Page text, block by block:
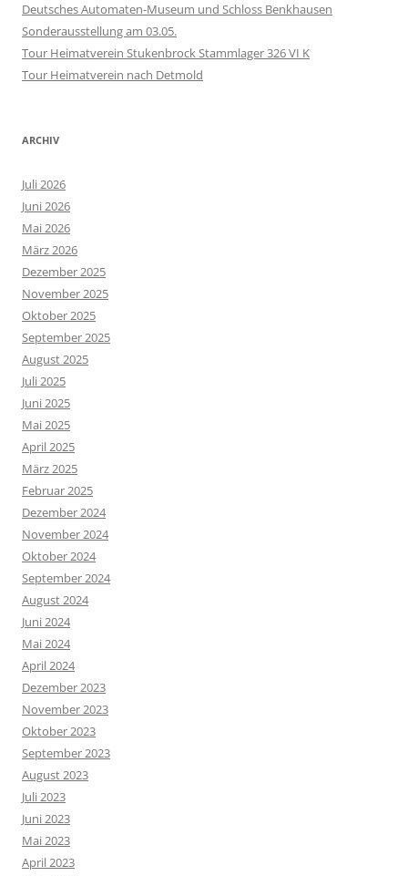
Deutsches Automaten-Museum und Schloss Benkhausen
Sonderausstellung am 03.05.
Tour Heimatverein Stukenbrock Stammlager 326 VI K
Tour Heimatverein nach Detmold
ARCHIV
Juli 2026
Juni 2026
Mai 2026
März 2026
Dezember 2025
November 2025
Oktober 2025
September 2025
August 2025
Juli 2025
Juni 2025
Mai 2025
April 2025
März 2025
Februar 2025
Dezember 2024
November 2024
Oktober 2024
September 2024
August 2024
Juni 2024
Mai 2024
April 2024
Dezember 2023
November 2023
Oktober 2023
September 2023
August 2023
Juli 2023
Juni 2023
Mai 2023
April 2023